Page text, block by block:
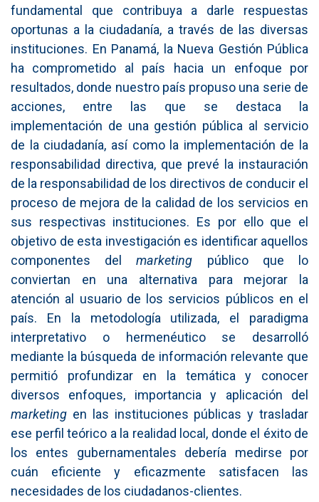
fundamental que contribuya a darle respuestas
oportunas a la ciudadanía, a través de las diversas
instituciones. En Panamá, la Nueva Gestión Pública
ha comprometido al país hacia un enfoque por
resultados, donde nuestro país propuso una serie de
acciones, entre las que se destaca la
implementación de una gestión pública al servicio
de la ciudadanía, así como la implementación de la
responsabilidad directiva, que prevé la instauración
de la responsabilidad de los directivos de conducir el
proceso de mejora de la calidad de los servicios en
sus respectivas instituciones. Es por ello que el
objetivo de esta investigación es identificar aquellos
componentes delmarketing público que lo
conviertan en una alternativa para mejorar la
atención al usuario de los servicios públicos en el
país. En la metodología utilizada, el paradigma
interpretativo o hermenéutico se desarrolló
mediante la búsqueda de información relevante que
permitió profundizar en la temática y conocer
diversos enfoques, importancia y aplicación del
marketing en las instituciones públicas y trasladar
ese perfil teórico a la realidad local, donde el éxito de
los entes gubernamentales debería medirse por
cuán eficiente y eficazmente satisfacen las
necesidades de los ciudadanos-clientes.